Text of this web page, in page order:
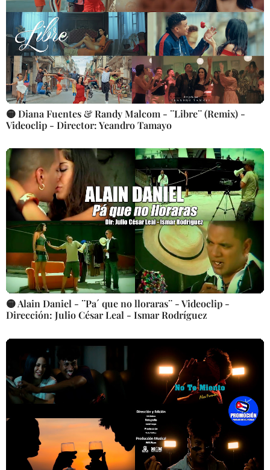
🟡 Diana Fuentes & Randy Malcom - ¨Libre¨ (Remix) -
Videoclip - Director: Yeandro Tamayo
🟡 Alain Daniel - ¨Pa´ que no lloraras¨ - Videoclip -
Dirección: Julio César Leal - Ismar Rodríguez